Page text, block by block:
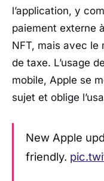
l’application, y
paiement externe
NFT, mais avec le
de taxe. L’usage
mobile, Apple se
sujet et oblige
New Apple
friendly.